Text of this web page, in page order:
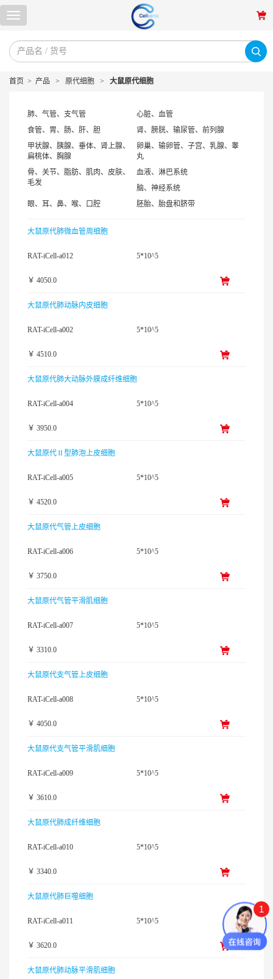
首页 > 产品 > 原代细胞 > 大鼠原代细胞
肺、气管、支气管
心脏、血管
食管、胃、肠、肝、胆
肾、膀胱、输尿管、前列腺
甲状腺、胰腺、垂体、肾上腺、
扁桃体、胸腺
卵巢、输卵管、子宫、乳腺、睾
丸
骨、关节、脂肪、肌肉、皮肤、
毛发
血液、淋巴系统
脑、神经系统
眼、耳、鼻、喉、口腔
胚胎、胎盘和脐带
大鼠原代肺微血管周细胞
RAT-iCell-a012 5*10^5
￥ 4050.0
大鼠原代肺动脉内皮细胞
RAT-iCell-a002 5*10^5
￥ 4510.0
大鼠原代肺大动脉外膜成纤维细胞
RAT-iCell-a004 5*10^5
￥ 3950.0
大鼠原代Ⅱ型肺泡上皮细胞
RAT-iCell-a005 5*10^5
￥ 4520.0
大鼠原代气管上皮细胞
RAT-iCell-a006 5*10^5
￥ 3750.0
大鼠原代气管平滑肌细胞
RAT-iCell-a007 5*10^5
￥ 3310.0
大鼠原代支气管上皮细胞
RAT-iCell-a008 5*10^5
￥ 4050.0
大鼠原代支气管平滑肌细胞
RAT-iCell-a009 5*10^5
￥ 3610.0
大鼠原代肺成纤维细胞
RAT-iCell-a010 5*10^5
￥ 3340.0
大鼠原代肺巨噬细胞
RAT-iCell-a011 5*10^5
￥ 3620.0
大鼠原代肺动脉平滑肌细胞
1